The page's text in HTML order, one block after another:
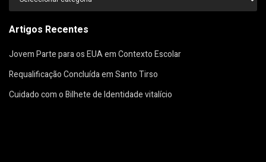
Artigos Recentes
Jovem Parte para os EUA em Contexto Escolar
Requalificação Concluída em Santo Tirso
Cuidado com o Bilhete de Identidade vitalício